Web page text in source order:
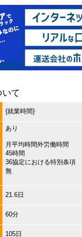
て
{就業時間}
あり
月平均時間外労働時間
45時間
36協定における特別条項
無
21.6日
60分
105日